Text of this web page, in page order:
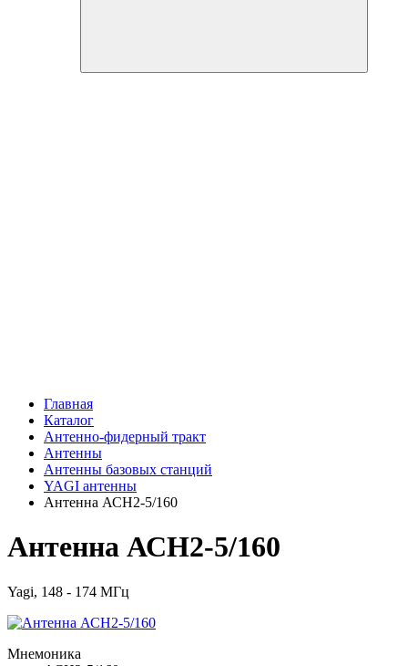
Главная
Каталог
Антенно-фидерный тракт
Антенны
Антенны базовых станций
YAGI антенны
Антенна АСН2-5/160
Антенна АСН2-5/160
Yagi, 148 - 174 МГц
Мнемоника